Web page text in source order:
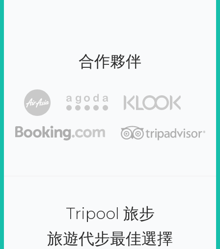
合作夥伴
Tripool 旅步
旅遊代步最佳選擇